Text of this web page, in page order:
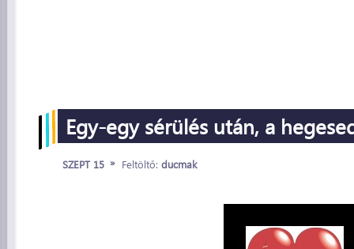
Egy-egy sérülés után, a
SZEPT 15 » Feltöltő: ducmak